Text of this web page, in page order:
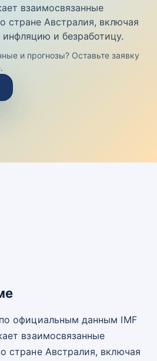
взаимосвязанные
стране Австралия, включая
и безработицу.
и прогнозы? Оставьте заявку
официальным данным IMF
взаимосвязанные
стране Австралия, включая